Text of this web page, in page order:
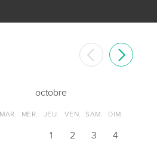
octobre
MAR. MER. JEU. VEN. SAM. DIM.
1 2 3
4